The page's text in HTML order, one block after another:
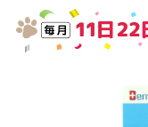
美容・ケア用品
日用品（デイリー）
商品リクエスト